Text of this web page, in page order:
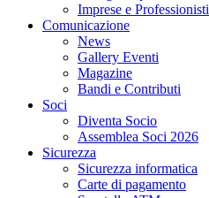
Imprese e Professionisti
Comunicazione
News
Gallery Eventi
Magazine
Bandi e Contributi
Soci
Diventa Socio
Assemblea Soci 2026
Sicurezza
Sicurezza informatica
Carte di pagamento